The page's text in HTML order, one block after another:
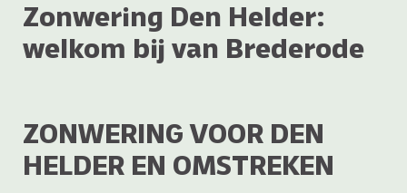
Zonwering Den Helder:
welkom bij van Brederode
ZONWERING VOOR DEN
HELDER EN OMSTREKEN